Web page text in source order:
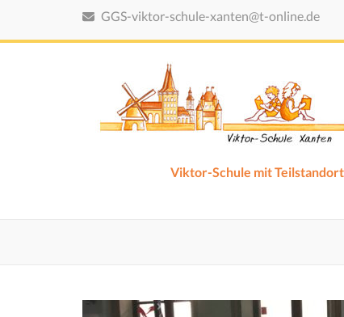
springen
GGS-viktor-schule-xanten@t-online.de
Viktor-Schule mit